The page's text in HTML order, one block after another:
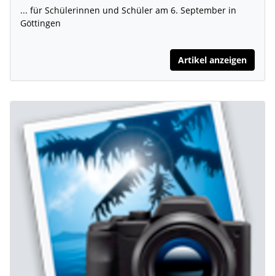
... für Schülerinnen und Schüler am 6. September in
Göttingen
Artikel anzeigen